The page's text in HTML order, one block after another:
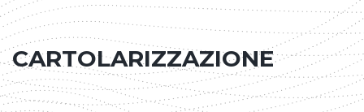
CARTOLARIZZAZIONE